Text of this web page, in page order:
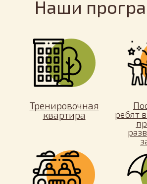
ребёнка или взрослого
Андрей
и Ирина
Анна
и Эмиль
Валерия
и Александр
Владимир
и Иван
Владислав
и Анастасия
Евгения
и Виктор
Кристина
и Александр
Ксения
и Оксана
Лев
Любовь
и Сергей
Михаил
и Николай
Наталья
и Ренат
Александр
и Александр
Зинаида
и Даниэль